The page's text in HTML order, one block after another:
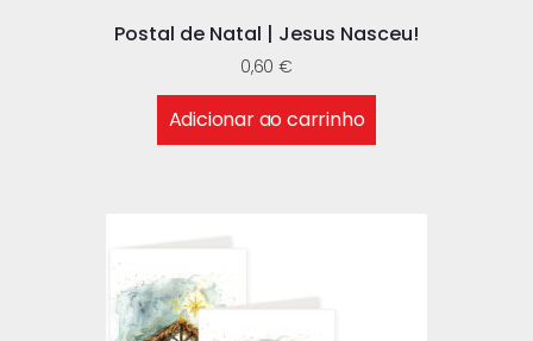
Postal de Natal | Jesus Nasceu!
0,60€
Adicionar ao carrinho